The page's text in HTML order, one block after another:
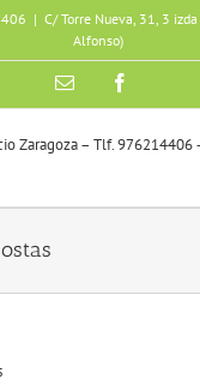
| C/ Torre Nueva, 31, 3
Alfonso)
Email